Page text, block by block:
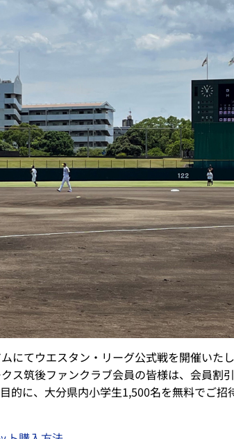
にてウエスタン・リーグ公式戦を開催いた
ス筑後ファンクラブ会員の皆様は、会員割
的に、大分県内小学生1,500名を無料でご